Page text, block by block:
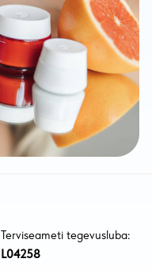
Terviseameti tegevusluba:
L04258